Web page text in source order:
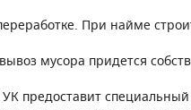
При найме
мусора придется
специальный